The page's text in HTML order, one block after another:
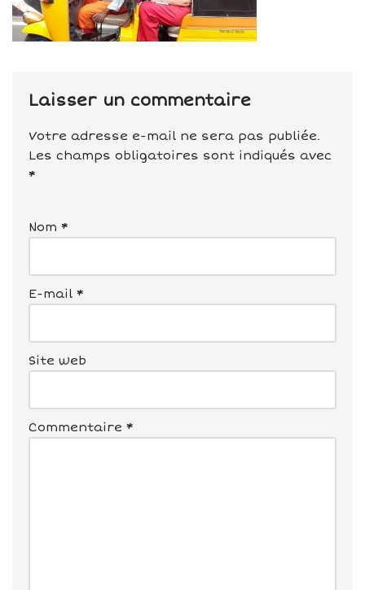
Laisser un commentaire
Votre adresse e-mail ne sera pas publiée.
Les champs obligatoires sont indiqués avec
*
Nom *
E-mail *
Site web
Commentaire *